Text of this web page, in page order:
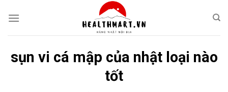
sụn vi cá mập của nhật loại nào
tốt